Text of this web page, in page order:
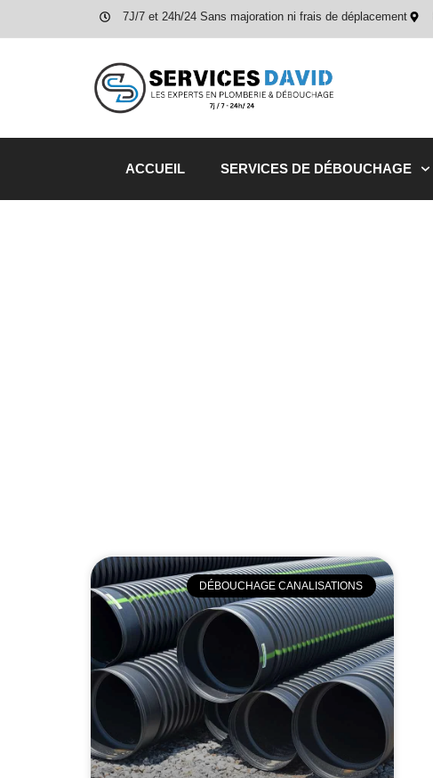
7J/7 et 24h/24 Sans majoration ni frais de déplacement
ACCUEIL SERVICES DE DÉBOUCHAGE
DÉBOUCHAGE CANALISATIONS